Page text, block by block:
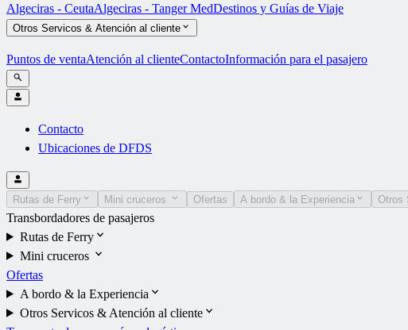
Algeciras - CeutaAlgeciras - Tanger MedDestinos y Guías de Viaje
Otros Servicos & Atención al cliente
Puntos de ventaAtención al clienteContactoInformación para el pasajero
Contacto
Ubicaciones de DFDS
Rutas de Ferry Mini cruceros Ofertas A bordo & la Experiencia Otros
Transbordadores de pasajeros
Rutas de Ferry
Mini cruceros
Ofertas
A bordo & la Experiencia
Otros Servicos & Atención al cliente